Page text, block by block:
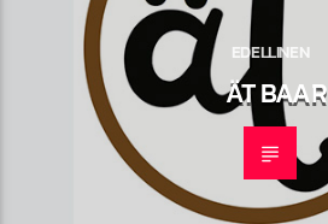
EDELLINEN
ÄT BAAR